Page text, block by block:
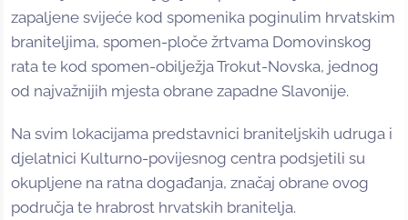
zapaljene svijeće kod spomenika poginulim hrvatskim
braniteljima, spomen-ploče žrtvama Domovinskog
rata te kod spomen-obilježja Trokut-Novska, jednog
od najvažnijih mjesta obrane zapadne Slavonije.
Na svim lokacijama predstavnici braniteljskih udruga i
djelatnici Kulturno-povijesnog centra podsjetili su
okupljene na ratna događanja, značaj obrane ovog
područja te hrabrost hrvatskih branitelja.